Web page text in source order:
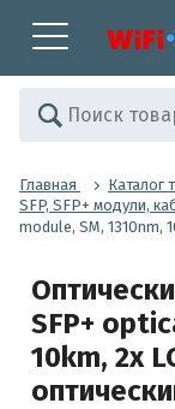
Главная Каталог
SFP, SFP+ модули,
module, SM, 1310nm,
SFP+
10km, 2x